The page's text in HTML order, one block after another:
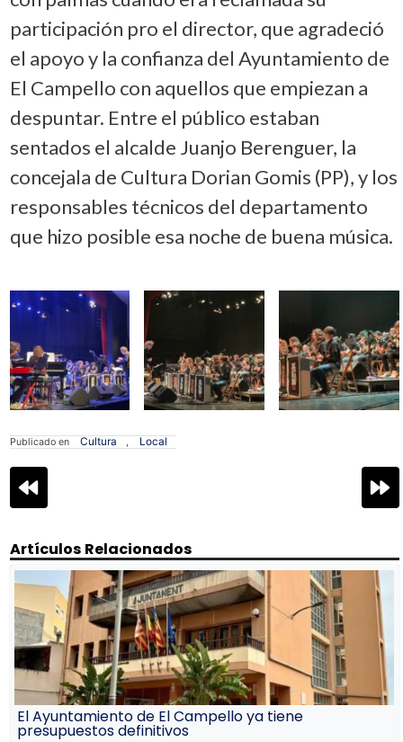
participación pro el director, que agradeció
el apoyo y la confianza del Ayuntamiento de
El Campello con aquellos que empiezan a
despuntar. Entre el público estaban
sentados el alcalde Juanjo Berenguer, la
concejala de Cultura Dorian Gomis (PP), y los
responsables técnicos del departamento
que hizo posible esa noche de buena música.
Publicado en Cultura , Local
Navegación
de
Artículos Relacionados
El Ayuntamiento de El Campello ya tiene
presupuestos definitivos